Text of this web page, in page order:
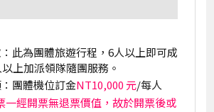
此為團體旅遊行程，6人以上即可成
上加派領隊隨團服務。
團體機位訂金NT10,000 元/每人
一經開票無退票價值，故於開票後或